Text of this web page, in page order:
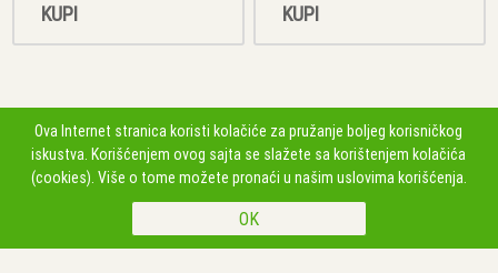
Ova Internet stranica koristi kolačiće za pružanje boljeg korisničkog
iskustva. Korišćenjem ovog sajta se slažete sa korištenjem kolačića
(cookies). Više o tome možete pronaći u našim uslovima korišćenja.
KUPI KUPI
PRATITE NAS
Poljoprivredno gazdinstvo Jovan Gajić, BPG 802816000349 Fruškogorska bb, 21207
LEDINCI, Srbija0631180241
Copyright 2026 Poljoprivredno gazdinstvo Jovan Gajić, BPG 802816000349 Sva prava